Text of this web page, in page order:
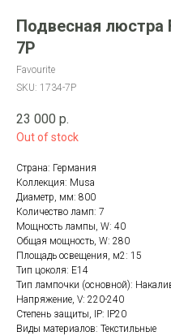
Подвесная люстра
7P
Favourite
SKU: 1734-7P
23 000 р.
Out of stock
Страна: Германия
Коллекция: Musa
Диаметр, мм: 800
Количество ламп: 7
Мощность лампы, W: 40
Общая мощность, W: 280
Площадь освещения, м2: 15
Тип цоколя: E14
Тип лампочки (основной):
Напряжение, V: 220-240
Степень защиты, IP: IP20
Виды материалов: Текстильные